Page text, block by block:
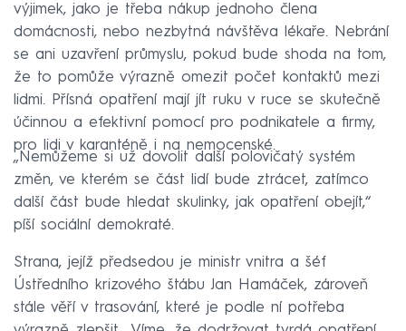
výjimek, jako je třeba nákup jednoho člena
domácnosti, nebo nezbytná návštěva lékaře. Nebrání
se ani uzavření průmyslu, pokud bude shoda na tom,
že to pomůže výrazně omezit počet kontaktů mezi
lidmi. Přísná opatření mají jít ruku v ruce se skutečně
účinnou a efektivní pomocí pro podnikatele a firmy,
pro lidi v karanténě i na nemocenské.
„Nemůžeme si už dovolit další polovičatý systém
změn, ve kterém se část lidí bude ztrácet, zatímco
další část bude hledat skulinky, jak opatření obejít,“
píší sociální demokraté.
Strana, jejíž předsedou je ministr vnitra a šéf
Ústředního krizového štábu Jan Hamáček, zároveň
stále věří v trasování, které je podle ní potřeba